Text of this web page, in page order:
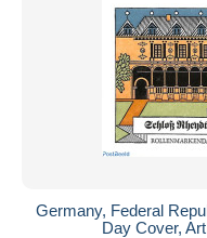
Germany, Federal
Day Cover,